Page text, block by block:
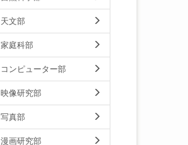
天文部
家庭科部
コンピューター部
映像研究部
写真部
漫画研究部